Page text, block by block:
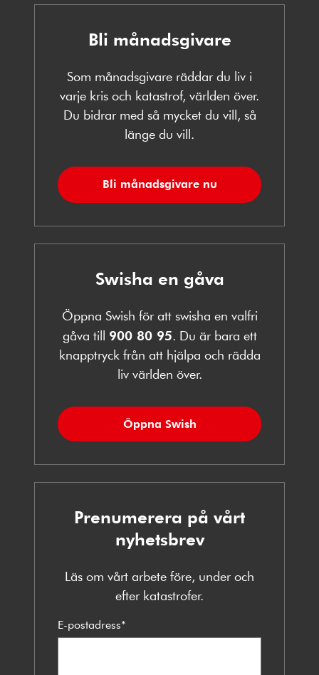
Bli månadsgivare
Som månadsgivare räddar du liv i
varje kris och katastrof, världen över.
Du bidrar med så mycket du vill, så
länge du vill.
Bli månadsgivare nu
Swisha en gåva
Öppna Swish för att swisha en valfri
gåva till 900 80 95. Du är bara ett
knapptryck från att hjälpa och rädda
liv världen över.
Öppna Swish
Prenumerera på vårt
nyhetsbrev
Läs om vårt arbete före, under och
efter katastrofer.
E-postadress*